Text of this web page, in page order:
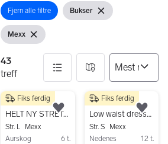
Åpne filter
Fjern alle filtre Vis filter
Bukser Fjern filter
Vis filter
Mexx Fjern filter
43
treff
43 resultater
170 kr
HELT NY STRETCH GRÅ CORDBUKSE I BOMULL FRA MEXX, STR. 46
Str. L
Mexx
Aurskog
6 t.
Fiks ferdig
Legg til som favoritt.
250 kr
Low waist dressbukse
Str. S
Mexx
Nedenes
12 t.
Fiks ferdig